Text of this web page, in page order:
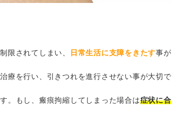
限されてしまい、 日常生活に支障をきたす事が
療を行い、引きつれを進行させない事が大切で
。もし、瘢痕拘縮してしまった場合は症状に合